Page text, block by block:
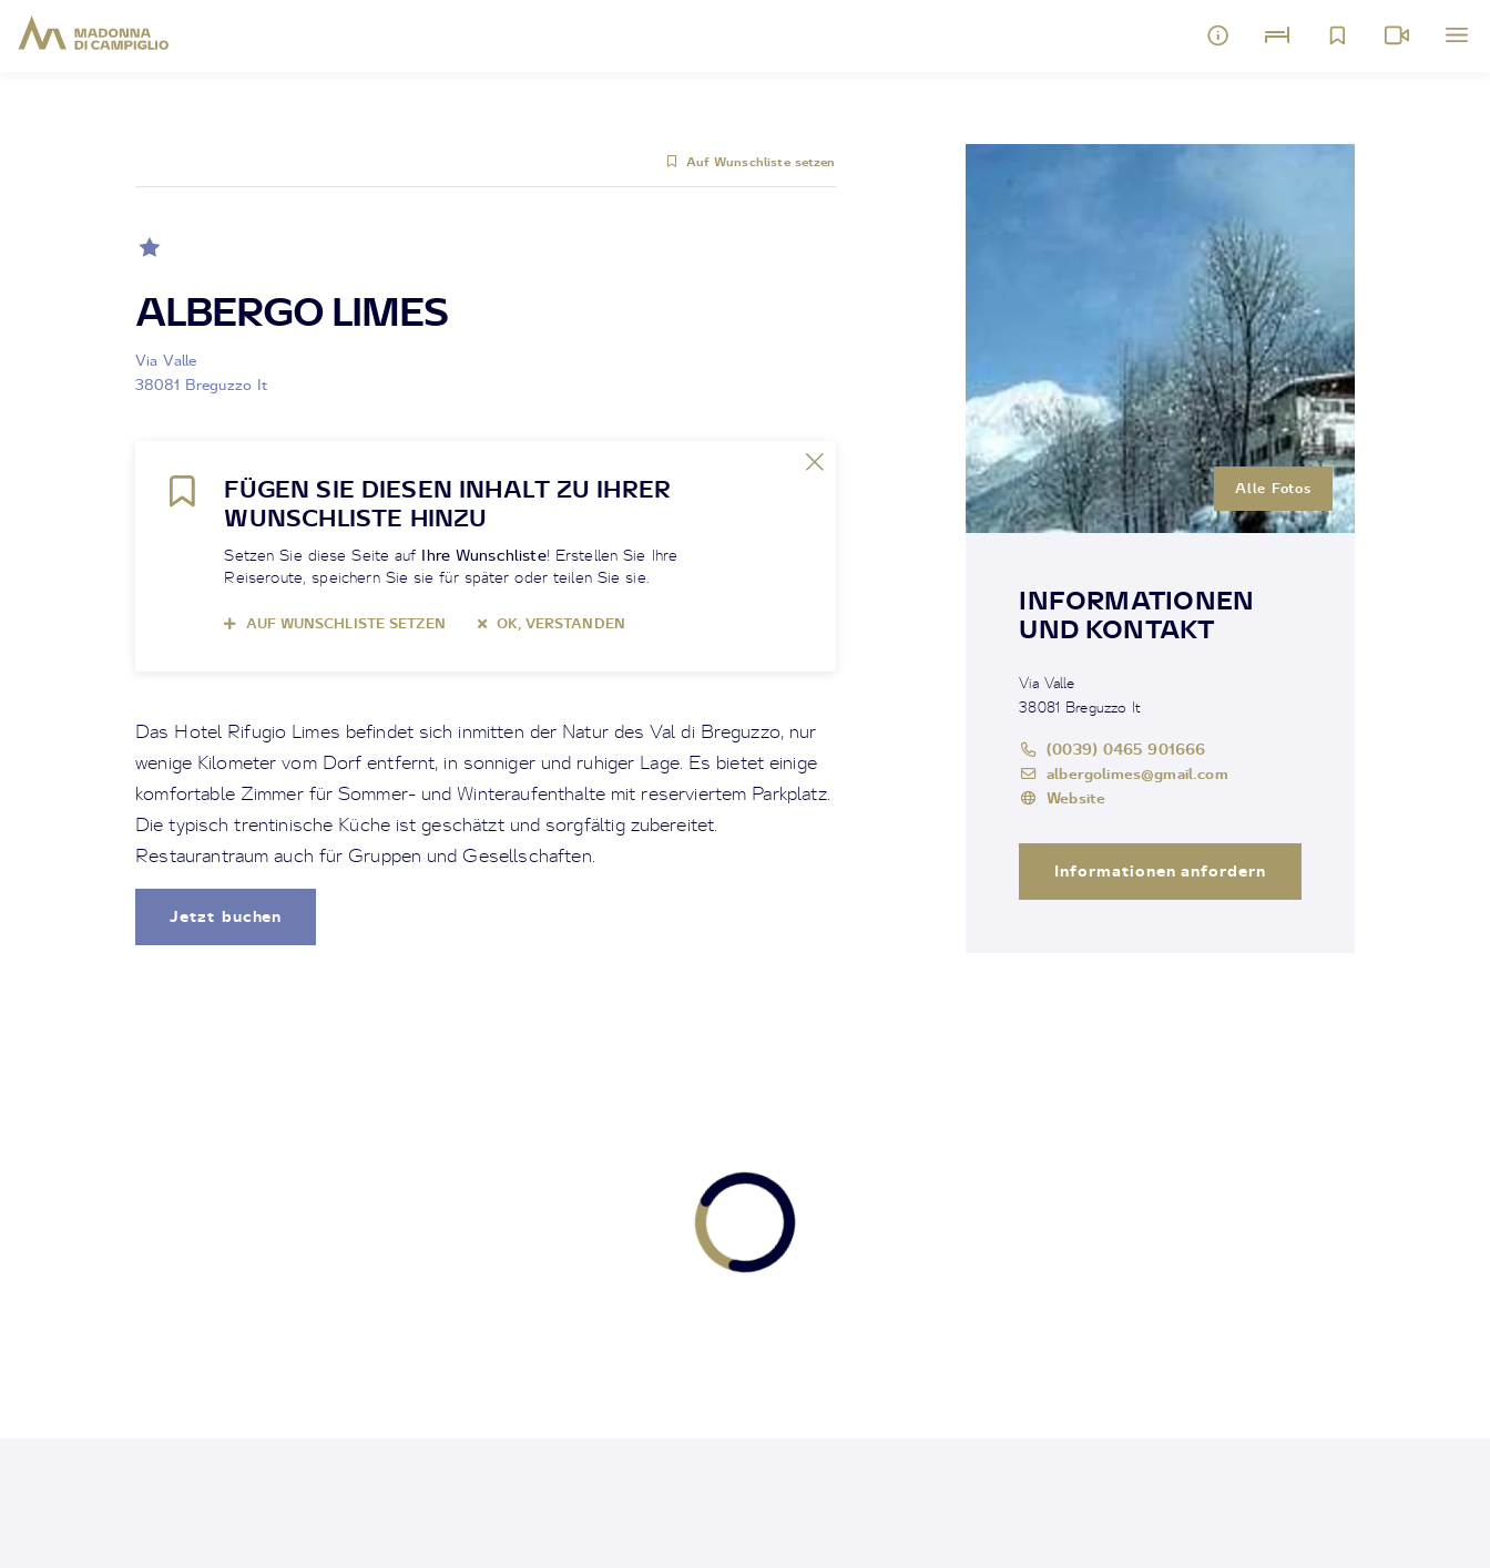
Auf Wunschliste setzen
ALBERGO LIMES
Via Valle
38081 Breguzzo It
FÜGEN SIE DIESEN INHALT ZU IHRER
WUNSCHLISTE HINZU
Setzen Sie diese Seite auf Ihre Wunschliste! Erstellen Sie Ihre
Reiseroute, speichern Sie sie für später oder teilen Sie sie.
AUF WUNSCHLISTE SETZEN OK, VERSTANDEN
Das Hotel Rifugio Limes befindet sich inmitten der Natur des Val di Breguzzo, nur
wenige Kilometer vom Dorf entfernt, in sonniger und ruhiger Lage. Es bietet einige
komfortable Zimmer für Sommer- und Winteraufenthalte mit reserviertem Parkplatz.
Die typisch trentinische Küche ist geschätzt und sorgfältig zubereitet.
Restaurantraum auch für Gruppen und Gesellschaften.
Jetzt buchen
Alle Fotos
INFORMATIONEN
UND KONTAKT
Via Valle
38081 Breguzzo It
(0039) 0465 901666
albergolimes@gmail.com
Website
Informationen anfordern